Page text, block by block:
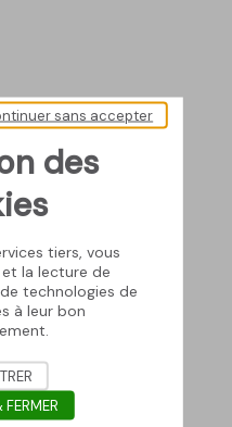
des
tiers, vous
la lecture de
technologies de
à leur bon
sans accepter
FERMER